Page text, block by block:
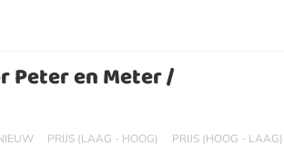
Peter en Meter /
PRIJS (LAAG - HOOG) PRIJS (HOOG - LAAG)